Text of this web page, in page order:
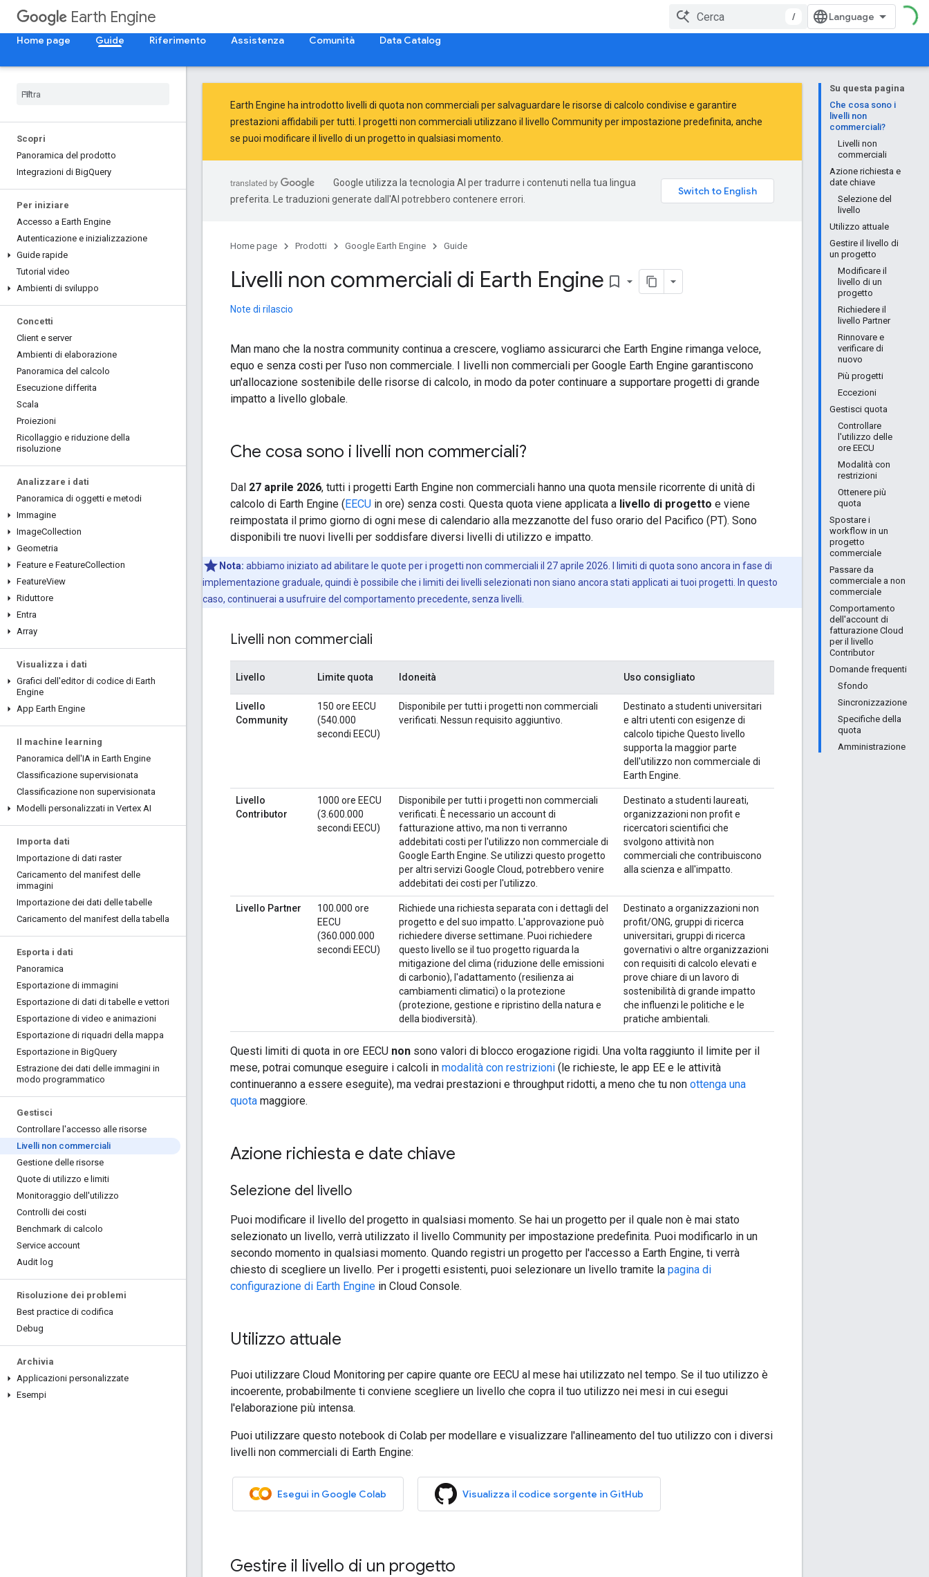
Earth Engine
/
Home page
Guide Riferimento Assistenza Comunità Data Catalog
Scopri
Panoramica del prodotto
Integrazioni di BigQuery
Per iniziare
Accesso a Earth Engine
Autenticazione e inizializzazione
Guide rapide
Tutorial video
Ambienti di sviluppo
Concetti
Client e server
Ambienti di elaborazione
Panoramica del calcolo
Esecuzione differita
Scala
Proiezioni
Ricollaggio e riduzione della
risoluzione
Analizzare i dati
Panoramica di oggetti e metodi
Immagine
ImageCollection
Geometria
Feature e FeatureCollection
FeatureView
Riduttore
Entra
Array
Visualizza i dati
Grafici dell'editor di codice di Earth
Engine
App Earth Engine
Il machine learning
Panoramica dell'IA in Earth Engine
Classificazione supervisionata
Classificazione non supervisionata
Modelli personalizzati in Vertex AI
Importa dati
Importazione di dati raster
Caricamento del manifest delle
immagini
Importazione dei dati delle tabelle
Caricamento del manifest della tabella
Esporta i dati
Panoramica
Esportazione di immagini
Esportazione di dati di tabelle e vettori
Esportazione di video e animazioni
Esportazione di riquadri della mappa
Esportazione in BigQuery
Estrazione dei dati delle immagini in
modo programmatico
Gestisci
Controllare l'accesso alle risorse
Livelli non commerciali
Gestione delle risorse
Quote di utilizzo e limiti
Monitoraggio dell'utilizzo
Controlli dei costi
Benchmark di calcolo
Service account
Audit log
Risoluzione dei problemi
Best practice di codifica
Debug
Archivia
Applicazioni personalizzate
Esempi
Su questa pagina
Che cosa sono i
livelli non
commerciali?
Livelli non
commerciali
Azione richiesta e
date chiave
Selezione del
livello
Utilizzo attuale
Gestire il livello di
un progetto
Modificare il
livello di un
progetto
Richiedere il
livello Partner
Rinnovare e
verificare di
nuovo
Più progetti
Eccezioni
Gestisci quota
Controllare
l'utilizzo delle
ore EECU
Modalità con
restrizioni
Ottenere più
quota
Spostare i
workflow in un
progetto
commerciale
Passare da
commerciale a non
commerciale
Comportamento
dell'account di
fatturazione Cloud
per il livello
Contributor
Domande frequenti
Sfondo
Sincronizzazione
Specifiche della
quota
Amministrazione
Earth Engine ha introdotto livelli di quota non commerciali per salvaguardare le risorse di calcolo condivise e garantire
prestazioni affidabili per tutti. I progetti non commerciali utilizzano il livello Community per impostazione predefinita, anche
se puoi modificare il livello di un progetto in qualsiasi momento.
Google utilizza la tecnologia AI per tradurre i contenuti nella tua lingua
preferita. Le traduzioni generate dall'AI potrebbero contenere errori.
Home page Prodotti Google Earth Engine Guide
Livelli non commerciali di Earth Engine bookmark_border
Note di rilascio
Man mano che la nostra community continua a crescere, vogliamo assicurarci che Earth Engine rimanga veloce,
equo e senza costi per l'uso non commerciale. I livelli non commerciali per Google Earth Engine garantiscono
un'allocazione sostenibile delle risorse di calcolo, in modo da poter continuare a supportare progetti di grande
impatto a livello globale.
Che cosa sono i livelli non commerciali?
Dal 27 aprile 2026, tutti i progetti Earth Engine non commerciali hanno una quota mensile ricorrente di unità di
calcolo di Earth Engine (EECU in ore) senza costi. Questa quota viene applicata a livello di progetto e viene
reimpostata il primo giorno di ogni mese di calendario alla mezzanotte del fuso orario del Pacifico (PT). Sono
disponibili tre nuovi livelli per soddisfare diversi livelli di utilizzo e impatto.
Nota: abbiamo iniziato ad abilitare le quote per i progetti non commerciali il 27 aprile 2026. I limiti di quota sono ancora in fase di
implementazione graduale, quindi è possibile che i limiti dei livelli selezionati non siano ancora stati applicati ai tuoi progetti. In questo
caso, continuerai a usufruire del comportamento precedente, senza livelli.
Livelli non commerciali
Livello Limite quota Idoneità Uso consigliato
Livello
Community
150 ore EECU
(540.000
secondi EECU)
Disponibile per tutti i progetti non commerciali
verificati. Nessun requisito aggiuntivo.
Destinato a studenti universitari
e altri utenti con esigenze di
calcolo tipiche Questo livello
supporta la maggior parte
dell'utilizzo non commerciale di
Earth Engine.
Livello
Contributor
1000 ore EECU
(3.600.000
secondi EECU)
Disponibile per tutti i progetti non commerciali
verificati. È necessario un account di
fatturazione attivo, ma non ti verranno
addebitati costi per l'utilizzo non commerciale di
Google Earth Engine. Se utilizzi questo progetto
per altri servizi Google Cloud, potrebbero venire
addebitati dei costi per l'utilizzo.
Destinato a studenti laureati,
organizzazioni non profit e
ricercatori scientifici che
svolgono attività non
commerciali che contribuiscono
alla scienza e all'impatto.
Livello Partner
100.000 ore
EECU
(360.000.000
secondi EECU)
Richiede una richiesta separata con i dettagli del
progetto e del suo impatto. L'approvazione può
richiedere diverse settimane. Puoi richiedere
questo livello se il tuo progetto riguarda la
mitigazione del clima (riduzione delle emissioni
di carbonio), l'adattamento (resilienza ai
cambiamenti climatici) o la protezione
(protezione, gestione e ripristino della natura e
della biodiversità).
Destinato a organizzazioni non
profit/ONG, gruppi di ricerca
universitari, gruppi di ricerca
governativi o altre organizzazioni
con requisiti di calcolo elevati e
prove chiare di un lavoro di
sostenibilità di grande impatto
che influenzi le politiche e le
pratiche ambientali.
Questi limiti di quota in ore EECU non sono valori di blocco erogazione rigidi. Una volta raggiunto il limite per il
mese, potrai comunque eseguire i calcoli in modalità con restrizioni (le richieste, le app EE e le attività
continueranno a essere eseguite), ma vedrai prestazioni e throughput ridotti, a meno che tu non ottenga una
quota maggiore.
Azione richiesta e date chiave
Selezione del livello
Puoi modificare il livello del progetto in qualsiasi momento. Se hai un progetto per il quale non è mai stato
selezionato un livello, verrà utilizzato il livello Community per impostazione predefinita. Puoi modificarlo in un
secondo momento in qualsiasi momento. Quando registri un progetto per l'accesso a Earth Engine, ti verrà
chiesto di scegliere un livello. Per i progetti esistenti, puoi selezionare un livello tramite la pagina di
configurazione di Earth Engine in Cloud Console.
Utilizzo attuale
Puoi utilizzare Cloud Monitoring per capire quante ore EECU al mese hai utilizzato nel tempo. Se il tuo utilizzo è
incoerente, probabilmente ti conviene scegliere un livello che copra il tuo utilizzo nei mesi in cui esegui
l'elaborazione più intensa.
Puoi utilizzare questo notebook di Colab per modellare e visualizzare l'allineamento del tuo utilizzo con i diversi
livelli non commerciali di Earth Engine:
Esegui in Google Colab Visualizza il codice sorgente in GitHub
Gestire il livello di un progetto